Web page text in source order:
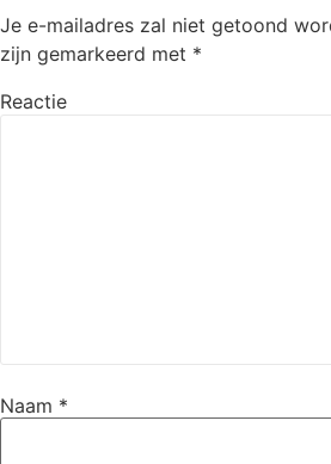
Je e-mailadres zal niet getoond
zijn gemarkeerd met *
Reactie
Naam *